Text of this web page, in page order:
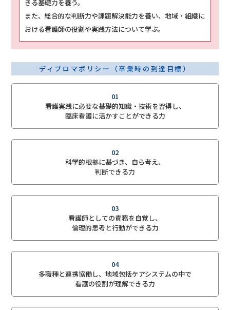
きる基礎力を養う。
また、総合的な判断力や課題解決能力を養い、地域・組織に
おける看護師の役割や実践方法について学ぶ。
ディプロマポリシー（卒業時の到達目標）
01
看護実践に必要な基礎的知識・技術を習得し、
臨床看護に活かすことができる力
02
科学的根拠に基づき、自ら考え、
判断できる力
03
看護師としての責務を自覚し、
倫理的思考と行動ができる力
04
多職種と連携協働し、地域包括ケアシステムの中で
看護の役割が理解できる力